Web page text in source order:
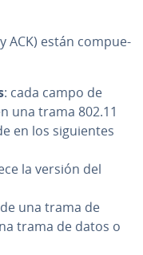
ACK) están co­m­pue­
: cada campo de
una trama 802.11
en los si­guie­n­tes
la versión del
una trama de
trama de datos o